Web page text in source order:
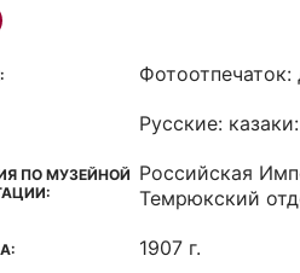
Русские:
ПО МУЗЕЙНОЙ Российская
Темрюкский
1907 г.